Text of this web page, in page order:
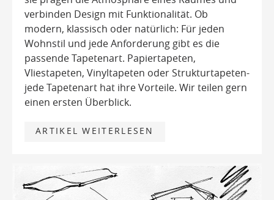
verbinden Design mit Funktionalität. Ob
modern, klassisch oder natürlich: Für jeden
Wohnstil und jede Anforderung gibt es die
passende Tapetenart. Papiertapeten,
Vliestapeten, Vinyltapeten oder Strukturtapeten-
jede Tapetenart hat ihre Vorteile. Wir teilen gern
einen ersten Überblick.
ARTIKEL WEITERLESEN